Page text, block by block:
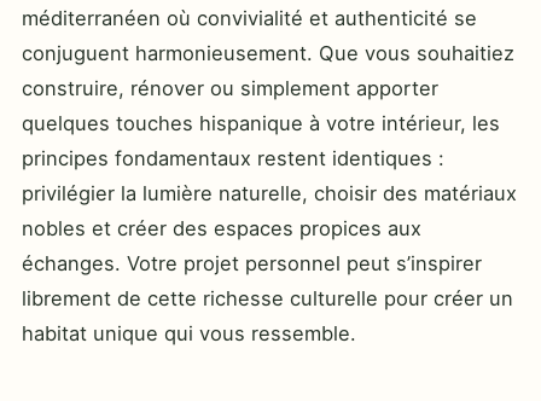
méditerranéen où convivialité et authenticité se
conjuguent harmonieusement. Que vous souhaitiez
construire, rénover ou simplement apporter
quelques touches hispanique à votre intérieur, les
principes fondamentaux restent identiques :
privilégier la lumière naturelle, choisir des matériaux
nobles et créer des espaces propices aux
échanges. Votre projet personnel peut s’inspirer
librement de cette richesse culturelle pour créer un
habitat unique qui vous ressemble.